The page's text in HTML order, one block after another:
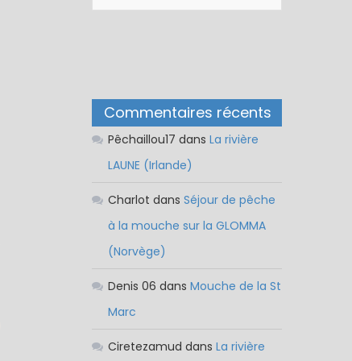
Commentaires récents
Pêchaillou17 dansLa rivière
LAUNE (Irlande)
Charlot dansSéjour de pêche
à la mouche sur la GLOMMA
(Norvège)
Denis 06 dansMouche de la St
Marc
Ciretezamud dansLa rivière